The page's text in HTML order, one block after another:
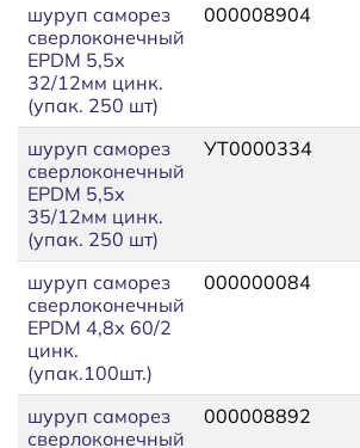
шуруп саморез
сверлоконечный
EPDM 5,5х
32/12мм цинк.
(упак. 250 шт)
000008904
шуруп саморез
сверлоконечный
EPDM 5,5х
35/12мм цинк.
(упак. 250 шт)
УТ0000334
шуруп саморез
сверлоконечный
EPDM 4,8х 60/2
цинк.
(упак.100шт.)
000000084
шуруп саморез
сверлоконечный
000008892